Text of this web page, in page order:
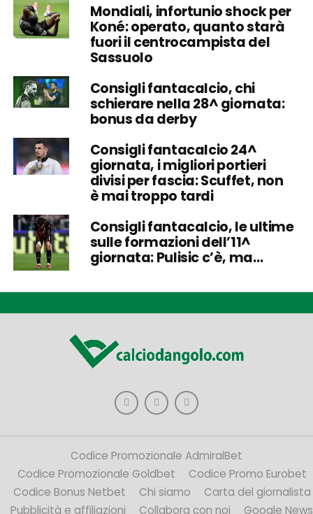
Mondiali, infortunio shock per
Koné: operato, quanto starà
fuori il centrocampista del
Sassuolo
Consigli fantacalcio, chi
schierare nella 28^ giornata:
bonus da derby
Consigli fantacalcio 24^
giornata, i migliori portieri
divisi per fascia: Scuffet, non
è mai troppo tardi
Consigli fantacalcio, le ultime
sulle formazioni dell’11^
giornata: Pulisic c’è, ma…
Codice Promozionale AdmiralBet
Codice Promozionale Goldbet
Codice Promo Eurobet
Codice Bonus Netbet
Chi siamo
Carta del giornalista
Pubblicità e affiliazioni
Collabora con noi Google News